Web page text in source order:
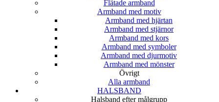
Flätade armband
Armband med motiv
Armband med hjärtan
Armband med stjärnor
Armband med kors
Armband med symboler
Armband med djurmotiv
Armband med mönster
Övrigt
Alla armband
HALSBAND
Halsband efter målgrupp